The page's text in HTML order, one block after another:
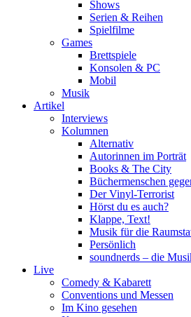
Shows
Serien & Reihen
Spielfilme
Games
Brettspiele
Konsolen & PC
Mobil
Musik
Artikel
Interviews
Kolumnen
Alternativ
Autorinnen im Porträt
Books & The City
Büchermenschen
Der Vinyl-Terrorist
Hörst du es auch?
Klappe, Text!
Musik für die
Persönlich
soundnerds – die
Live
Comedy & Kabarett
Conventions und Messen
Im Kino gesehen